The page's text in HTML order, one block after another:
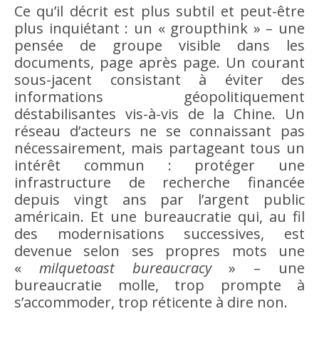
Ce qu’il décrit est plus subtil et peut-être
plus inquiétant : un « groupthink » – une
pensée de groupe visible dans les
documents, page après page. Un courant
sous-jacent consistant à éviter des
informations géopolitiquement
déstabilisantes vis-à-vis de la Chine. Un
réseau d’acteurs ne se connaissant pas
nécessairement, mais partageant tous un
intérêt commun : protéger une
infrastructure de recherche financée
depuis vingt ans par l’argent public
américain. Et une bureaucratie qui, au fil
des modernisations successives, est
devenue selon ses propres mots une
« milquetoast bureaucracy» – une
bureaucratie molle, trop prompte à
s’accommoder, trop réticente à dire non.